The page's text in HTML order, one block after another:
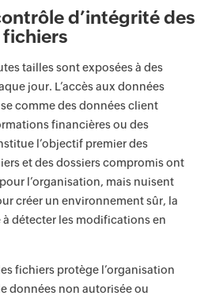
d’intégrité des
fichiers
tailles sont exposées à des
jour. L’accès aux données
comme des données client
financières ou des
l’objectif premier des
et des dossiers compromis ont
l’organisation, mais nuisent
créer un environnement sûr, la
détecter les modifications en
fichiers protège l’organisation
données non autorisée ou